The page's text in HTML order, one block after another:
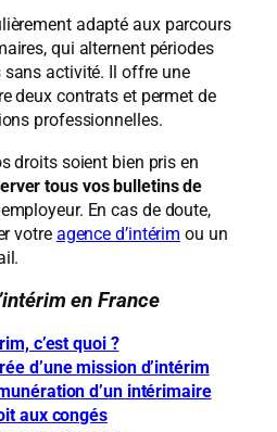
adapté aux parcours
qui alternent périodes
activité. Il offre une
deux contrats et permet de
professionnelles.
droits soient bien pris en
tous vos bulletins de
En cas de doute,
votre agence d’intérim ou un
en France
c’est quoi ?
d’une mission d’intérim
d’un intérimaire
aux congés